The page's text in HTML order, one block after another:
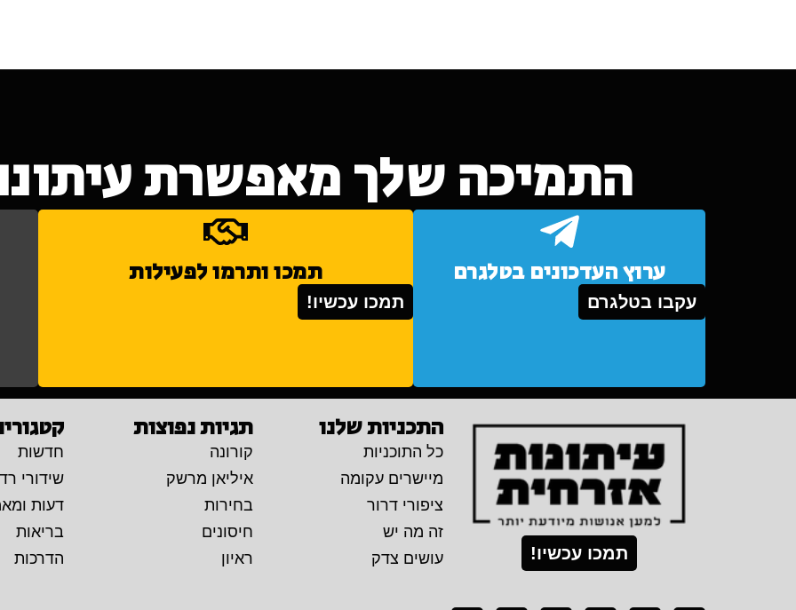
התמיכה שלך מאפשרת
ערוץ העדכונים בטלגרם
עקבו בטלגרם
תמכו ותרמו לפעילות
תמכו עכשיו!
תמכו עכשיו!
התכניות שלנו
כל התוכניות
מיישרים עקומה
ציפורי דרור
זה מה יש
עושים צדק
תגיות נפוצות
קורונה
איליאן מרשק
בחירות
חיסונים
ראיון
חדשות
שידורי
דעות
בריאות
הדרכות